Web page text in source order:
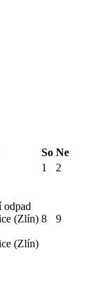
So Ne
1 2
odpad
(Zlín)
(Zlín)
8 9